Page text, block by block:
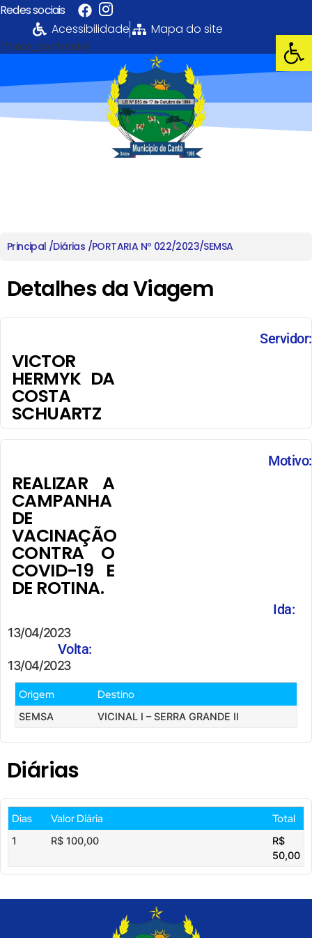
Abrir
Redes sociais
Acessibilidade
Mapa do site
[fonte_contraste]
Principal /Diárias /PORTARIA Nº 022/2023/SEMSA
Detalhes da Viagem
Servidor:
VICTOR
HERMYK DA
COSTA
SCHUARTZ
Motivo:
REALIZAR A
CAMPANHA
DE
VACINAÇÃO
CONTRA O
COVID-19 E
DE ROTINA.
Ida:
13/04/2023
Volta:
13/04/2023
Origem Destino
SEMSA VICINAL I – SERRA GRANDE II
Diárias
Dias Valor Diária Total
1 R$ 100,00
R$
50,00